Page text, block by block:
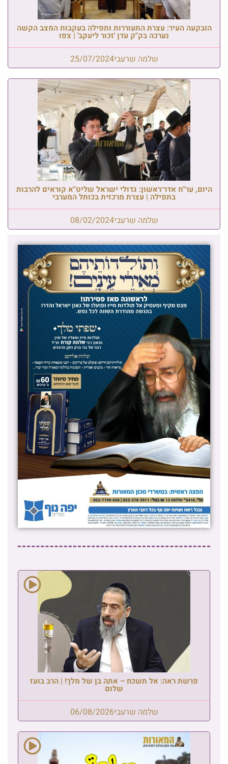
הובקעה העיר: עצרת התעוררות ותפילה בעקבות המצב הקשה
נערכה בק"ק עדן 'זכור ליעקב' | צפו
שלמה שרעבי25/07/2024
היום, ער"ח אדר־ראשון: גדולי ישראל שליט"א קוראים להרבות
בתפילה | עצרת מרכזית בכותל המערבי
שלמה שרעבי08/02/2024
פרשת ראה: אל תשכח – אתה בן של מלך! | הרב בועז
שלום
שלמה שרעבי06/08/2026